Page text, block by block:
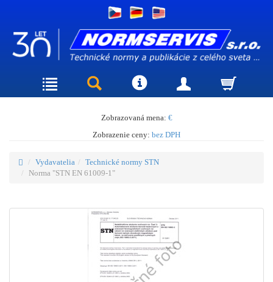
Zobrazovaná mena: €
Zobrazenie ceny: bez DPH
Vydavatelia
Technické normy STN
Norma "STN EN 61009-1"